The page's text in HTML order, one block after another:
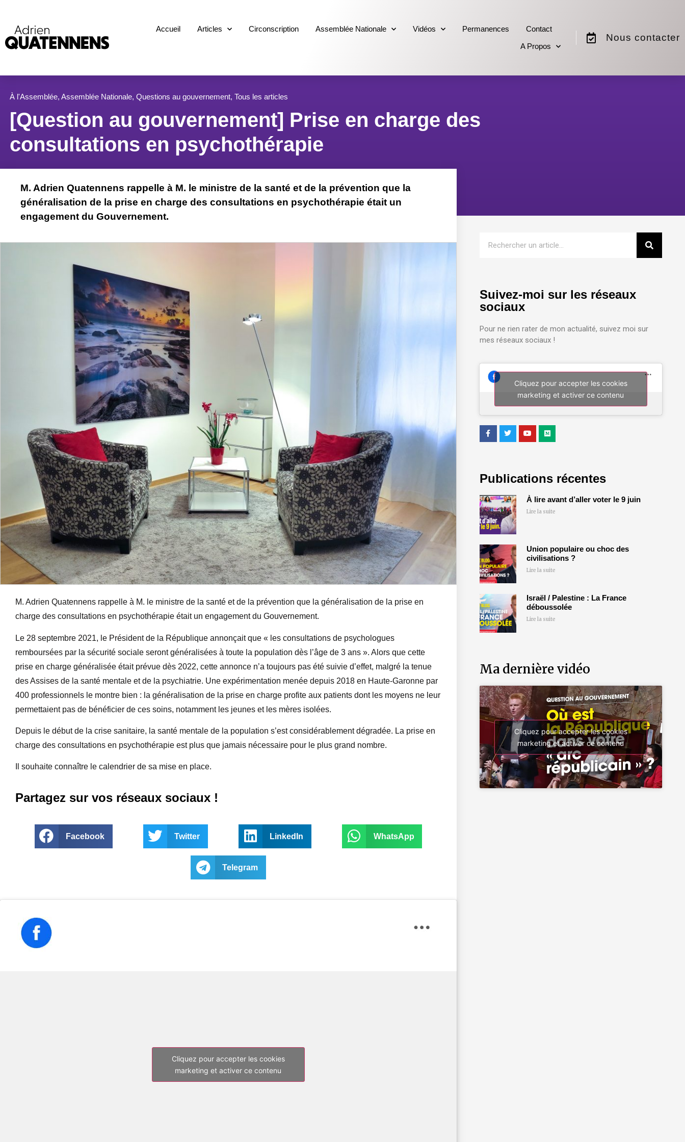
Accueil Articles Circonscription Assemblée Nationale Vidéos Permanences
Contact
A Propos
Nous contacter
À l'Assemblée, Assemblée Nationale, Questions au gouvernement, Tous les articles
[Question au gouvernement] Prise en charge des
consultations en psychothérapie
M. Adrien Quatennens rappelle à M. le ministre de la santé et de la prévention que la
généralisation de la prise en charge des consultations en psychothérapie était un
engagement du Gouvernement.
M. Adrien Quatennens rappelle à M. le ministre de la santé et de la prévention que la généralisation de la prise en
charge des consultations en psychothérapie était un engagement du Gouvernement.
Le 28 septembre 2021, le Président de la République annonçait que « les consultations de psychologues
remboursées par la sécurité sociale seront généralisées à toute la population dès l’âge de 3 ans ». Alors que cette
prise en charge généralisée était prévue dès 2022, cette annonce n’a toujours pas été suivie d’effet, malgré la tenue
des Assises de la santé mentale et de la psychiatrie. Une expérimentation menée depuis 2018 en Haute-Garonne par
400 professionnels le montre bien : la généralisation de la prise en charge profite aux patients dont les moyens ne leur
permettaient pas de bénéficier de ces soins, notamment les jeunes et les mères isolées.
Depuis le début de la crise sanitaire, la santé mentale de la population s’est considérablement dégradée. La prise en
charge des consultations en psychothérapie est plus que jamais nécessaire pour le plus grand nombre.
Il souhaite connaître le calendrier de sa mise en place.
Partagez sur vos réseaux sociaux !
Facebook Twitter LinkedIn WhatsApp
Telegram
Cliquez pour accepter les cookies
marketing et activer ce contenu
Suivez-moi sur les réseaux
sociaux
Pour ne rien rater de mon actualité, suivez moi sur
mes réseaux sociaux !
Cliquez pour accepter les cookies
marketing et activer ce contenu
Publications récentes
À lire avant d’aller voter le 9 juin
Lire la suite
Union populaire ou choc des
civilisations ?
Lire la suite
Israël / Palestine : La France
déboussolée
Lire la suite
Ma dernière vidéo
Cliquez pour accepter les cookies
marketing et activer ce contenu